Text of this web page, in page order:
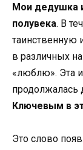
Мои дедушка
полувека. В
таинственную
в различных
«люблю». Эта
продолжалась
Ключевым в
Это слово